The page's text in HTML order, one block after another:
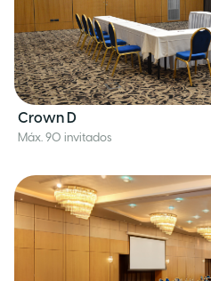
Crown D
Máx. 90 invitados